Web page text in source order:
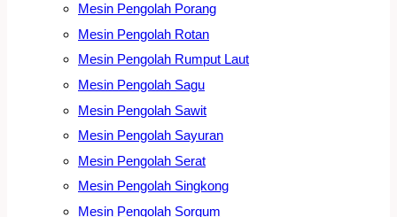
Mesin Pengolah Porang
Mesin Pengolah Rotan
Mesin Pengolah Rumput Laut
Mesin Pengolah Sagu
Mesin Pengolah Sawit
Mesin Pengolah Sayuran
Mesin Pengolah Serat
Mesin Pengolah Singkong
Mesin Pengolah Sorgum